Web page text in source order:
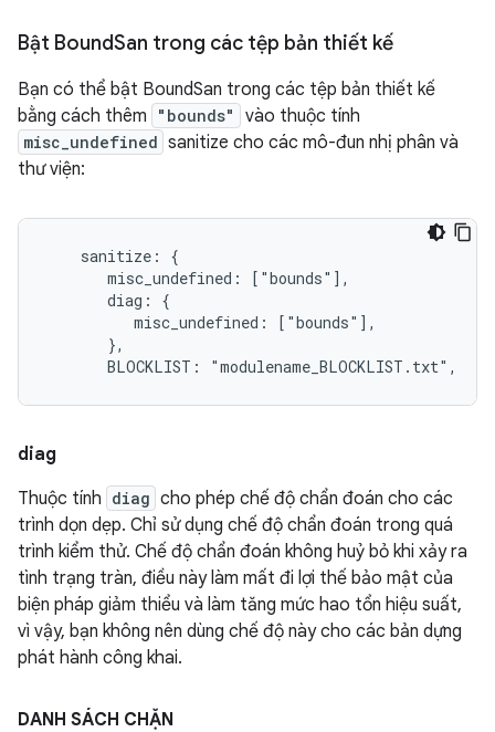
Bật BoundSan trong các tệp bản thiết kế
Bạn có thể bật BoundSan trong các tệp bản thiết kế
bằng cách thêm
"bounds" vào thuộc tính
misc_undefined sanitize cho các mô-đun nhị phân và
thư viện:
    sanitize: {
       misc_undefined: ["bounds"],
       diag: {
          misc_undefined: ["bounds"],
       },
       BLOCKLIST: "modulename_BLOCKLIST.txt",
diag
Thuộc tính diag cho phép chế độ chẩn đoán cho các
trình dọn dẹp. Chỉ sử dụng chế độ chẩn đoán trong quá
trình kiểm thử. Chế độ chẩn đoán không huỷ bỏ khi xảy ra
tình trạng tràn, điều này làm mất đi lợi thế bảo mật của
biện pháp giảm thiểu và làm tăng mức hao tổn hiệu suất,
vì vậy, bạn không nên dùng chế độ này cho các bản dựng
phát hành công khai.
DANH SÁCH CHẶN